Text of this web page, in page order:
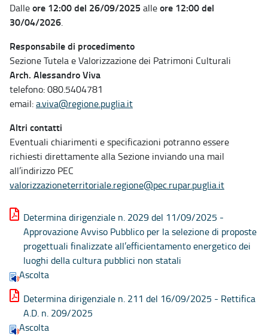
Dalleore 12:00 del 26/09/2025 alleore 12:00 del
30/04/2026.
Responsabile di procedimento
Sezione Tutela e Valorizzazione dei Patrimoni Culturali
Arch. Alessandro Viva
telefono: 080.5404781
email:a.viva@regione.puglia.it
Altri contatti
Eventuali chiarimenti e specificazioni potranno essere
richiesti direttamente alla Sezione inviando una mail
all’indirizzo PEC
valorizzazioneterritoriale.regione@pec.rupar.puglia.it
Determina dirigenziale n. 2029 del 11/09/2025 -
Approvazione Avviso Pubblico per la selezione di proposte
progettuali finalizzate all’efficientamento energetico dei
luoghi della cultura pubblici non statali
Ascolta
Determina dirigenziale n. 211 del 16/09/2025 - Rettifica
A.D. n. 209/2025
Ascolta